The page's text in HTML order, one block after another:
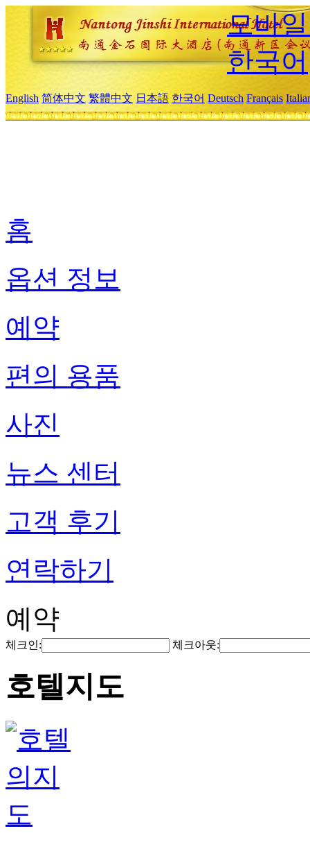
모바
한국어
English 简体中文 繁體中文 日本語 한국어 Deutsch Français
홈
옵션 정보
예약
편의 용품
사진
뉴스 센터
고객 후기
연락하기
예약
체크인: 체크아웃:
호텔지도